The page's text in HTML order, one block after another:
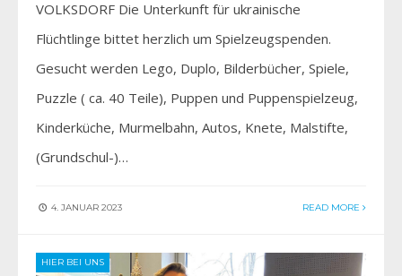
VOLKSDORF Die Unterkunft für ukrainische
Flüchtlinge bittet herzlich um Spielzeugspenden.
Gesucht werden Lego, Duplo, Bilderbücher, Spiele,
Puzzle ( ca. 40 Teile), Puppen und Puppenspielzeug,
Kinderküche, Murmelbahn, Autos, Knete, Malstifte,
(Grundschul-)…
4. JANUAR 2023 READ MORE
HIER BEI UNS